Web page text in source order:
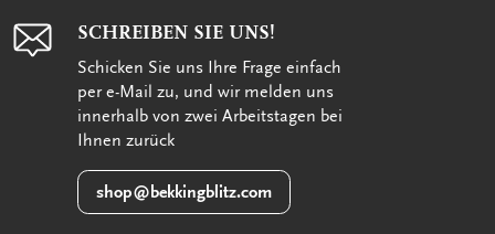
SCHREIBEN SIE UNS!
Schicken Sie uns Ihre Frage einfach
per e-Mail zu, und wir melden uns
innerhalb von zwei Arbeitstagen bei
Ihnen zurück
shop@bekkingblitz.com